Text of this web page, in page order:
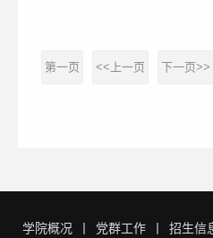
第一页 <<上一页 下一页>>
学院概况 党群工作 招生信